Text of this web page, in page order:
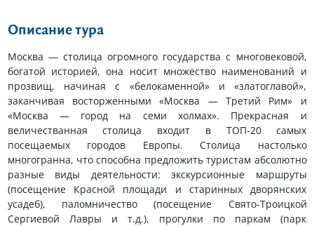
Описание тура
Москва — столица огромного государства с многовековой,
богатой историей, она носит множество наименований и
прозвищ, начиная с «белокаменной» и «златоглавой»,
заканчивая восторженными «Москва — Третий Рим» и
«Москва — город на семи холмах». Прекрасная и
величестванная столица входит в ТОП-20 самых
посещаемых городов Европы. Столица настолько
многогранна, что способна предложить туристам абсолютно
разные виды деятельности: экскурсионные маршруты
(посещение Красной площади и старинных дворянских
усадеб), паломничество (посещение Свято-Троицкой
Сергиевой Лавры и т.д.), прогулки по паркам (парк